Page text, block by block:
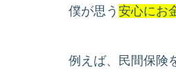
僕が思う 安心にお
例えば、民間保険